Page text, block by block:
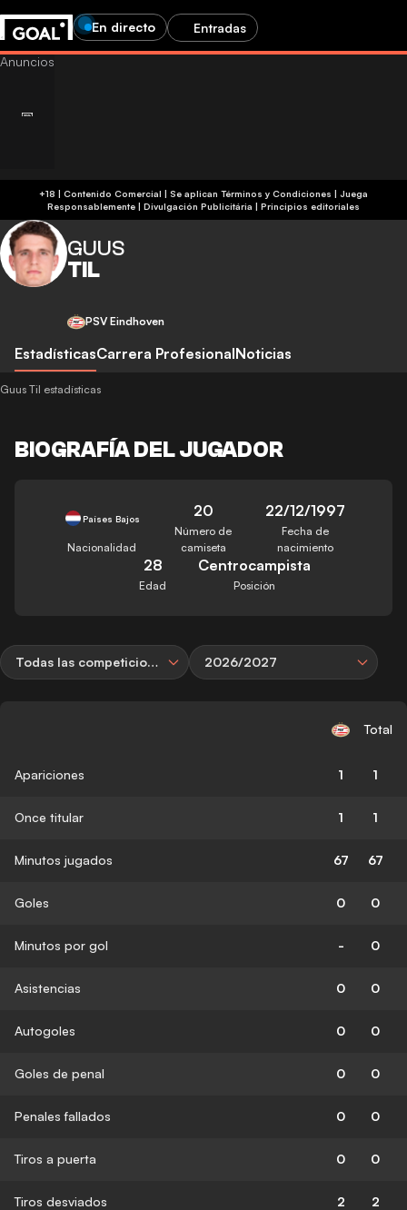
En directo Entradas
+18 | Contenido Comercial | Se aplican Términos y Condiciones | Juega
Responsablemente | Divulgación Publicitária | Principios editoriales
GUUS
TIL
PSV Eindhoven
EstadísticasCarrera ProfesionalNoticias
Guus Til estadísticas
BIOGRAFÍA DEL JUGADOR
Países Bajos
Nacionalidad
20
Número de
camiseta
22/12/1997
Fecha de
nacimiento
28
Edad
Centrocampista
Posición
Todas las competiciones 2026/2027
Total
Apariciones 1 1
Once titular 1 1
Minutos jugados 67 67
Goles 0 0
Minutos por gol - 0
Asistencias 0 0
Autogoles 0 0
Goles de penal 0 0
Penales fallados 0 0
Tiros a puerta 0 0
Tiros desviados 2 2